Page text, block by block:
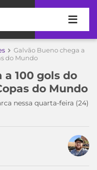
Galvão Bueno chega a
do Mundo
a 100 gols do
do Mundo
nessa quarta-feira (24)